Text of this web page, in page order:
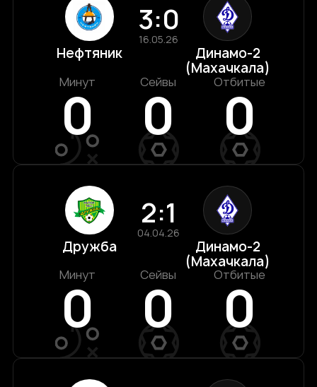
Нефтяник
3:0
16.05.26
Динамо-2
(Махачкала)
Минут
0
Сейвы
0
Отбитые
0
Дружба
2:1
04.04.26
Динамо-2
(Махачкала)
Минут
0
Сейвы
0
Отбитые
0